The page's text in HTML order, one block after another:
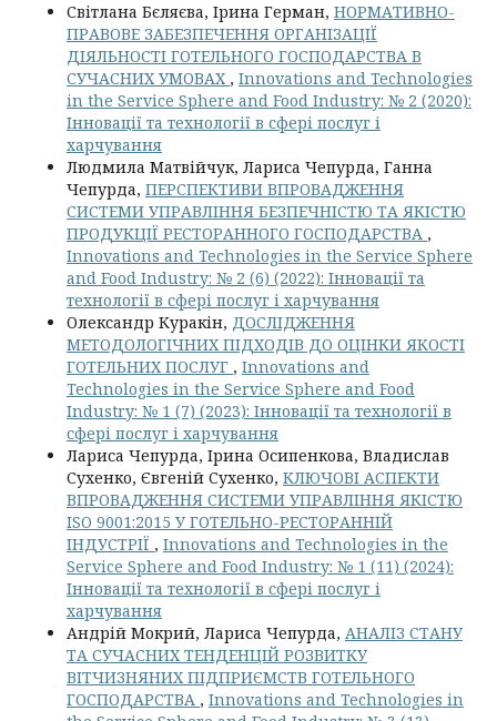
Світлана Бєляєва, Ірина Герман, НОРМАТИВНО-
ПРАВОВЕ ЗАБЕЗПЕЧЕННЯ ОРГАНІЗАЦІЇ
ДІЯЛЬНОСТІ ГОТЕЛЬНОГО ГОСПОДАРСТВА В
СУЧАСНИХ УМОВАХ , Innovations and Technologies
in the Service Sphere and Food Industry: № 2 (2020):
Інновації та технології в сфері послуг і
харчування
Людмила Матвійчук, Лариса Чепурда, Ганна
Чепурда, ПЕРСПЕКТИВИ ВПРОВАДЖЕННЯ
СИСТЕМИ УПРАВЛІННЯ БЕЗПЕЧНІСТЮ ТА ЯКІСТЮ
ПРОДУКЦІЇ РЕСТОРАННОГО ГОСПОДАРСТВА ,
Innovations and Technologies in the Service Sphere
and Food Industry: № 2 (6) (2022): Інновації та
технології в сфері послуг і харчування
Олександр Куракін, ДОСЛІДЖЕННЯ
МЕТОДОЛОГІЧНИХ ПІДХОДІВ ДО ОЦІНКИ ЯКОСТІ
ГОТЕЛЬНИХ ПОСЛУГ , Innovations and
Technologies in the Service Sphere and Food
Industry: № 1 (7) (2023): Інновації та технології в
сфері послуг і харчування
Лариса Чепурда, Ірина Осипенкова, Владислав
Сухенко, Євгеній Сухенко, КЛЮЧОВІ АСПЕКТИ
ВПРОВАДЖЕННЯ СИСТЕМИ УПРАВЛІННЯ ЯКІСТЮ
ISO 9001:2015 У ГОТЕЛЬНО-РЕСТОРАННІЙ
ІНДУСТРІЇ , Innovations and Technologies in the
Service Sphere and Food Industry: № 1 (11) (2024):
Інновації та технології в сфері послуг і
харчування
Андрій Мокрий, Лариса Чепурда, АНАЛІЗ СТАНУ
ТА СУЧАСНИХ ТЕНДЕНЦІЙ РОЗВИТКУ
ВІТЧИЗНЯНИХ ПІДПРИЄМСТВ ГОТЕЛЬНОГО
ГОСПОДАРСТВА , Innovations and Technologies in